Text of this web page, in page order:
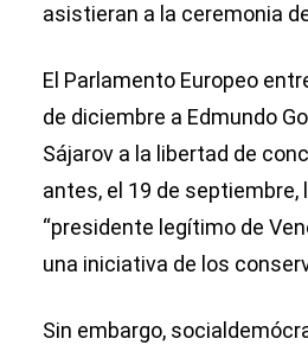
asistieran a la ceremonia
El Parlamento Europeo
de diciembre a Edmundo
Sájarov a la libertad de
antes, el 19 de
“presidente legítimo de
una iniciativa de los
Sin embargo,